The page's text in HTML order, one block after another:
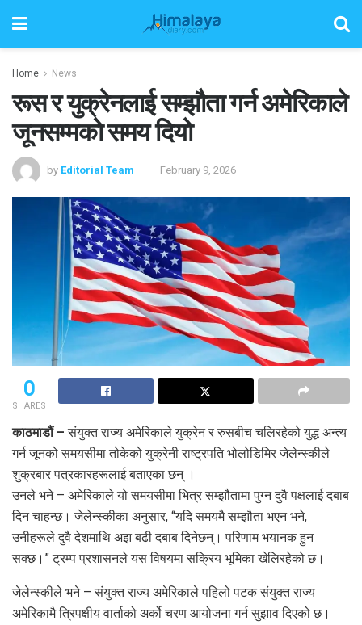
Home News
रूस र युक्रेनलाई सम्झौता गर्न अमेरिकाले
जूनसम्मको समय दियो
by Editorial Team February 9, 2026
0
SHARES
काठमाडौं – संयुक्त राज्य अमेरिकाले युक्रेन र रुसबीच चलिरहेको युद्ध अन्त्य
गर्न जूनको समयसीमा तोकेको युक्रेनी राष्ट्रपति भोलोडिमिर जेलेन्स्कीले
शुक्रबार पत्रकारहरूलाई बताएका छन् ।
उनले भने – अमेरिकाले यो समयसीमा भित्र सम्झौतामा पुग्न दुवै पक्षलाई दबाब
दिन चाहन्छ। जेलेन्स्कीका अनुसार, “यदि समयमै सम्झौता भएन भने,
उनीहरूले दुवै देशमाथि अझ बढी दबाब दिनेछन्। परिणाम भयानक हुन
सक्छ।” ट्रम्प प्रशासनले यस विषयमा सक्रिय भूमिका खेलिरहेको छ।
जेलेन्स्कीले भने – संयुक्त राज्य अमेरिकाले पहिलो पटक संयुक्त राज्य
अमेरिकामै त्रिपक्षीय वार्ताको अर्को चरण आयोजना गर्न सुझाव दिएको छ।